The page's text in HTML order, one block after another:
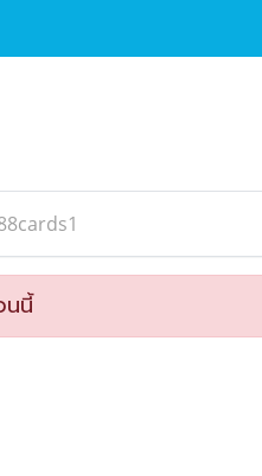
นนี้